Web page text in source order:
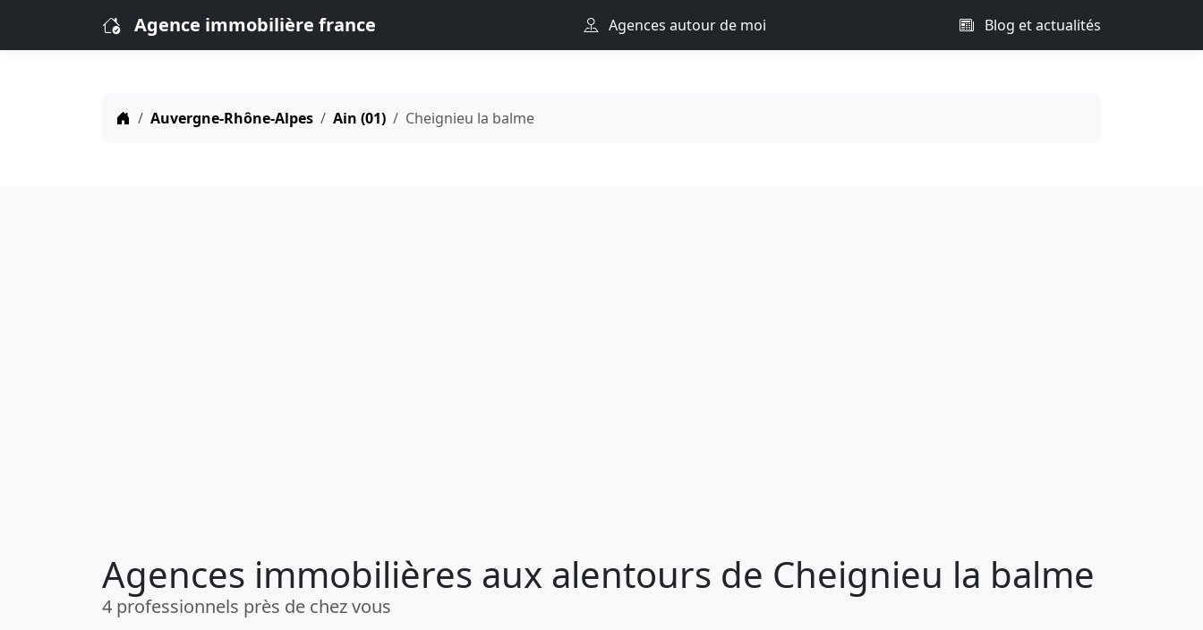
Agence immobilière france Agences autour de moi Blog et actualités
Auvergne-Rhône-Alpes Ain (01) Cheignieu la balme
Agences immobilières aux alentours de Cheignieu la balme
4 professionnels près de chez vous